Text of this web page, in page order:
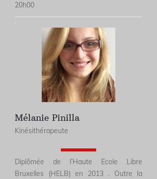
20h00
Mélanie Pinilla
Kinésithérapeute
Diplômée de l’Haute Ecole Libre
Bruxelles (HELB) en 2013 . Outre la